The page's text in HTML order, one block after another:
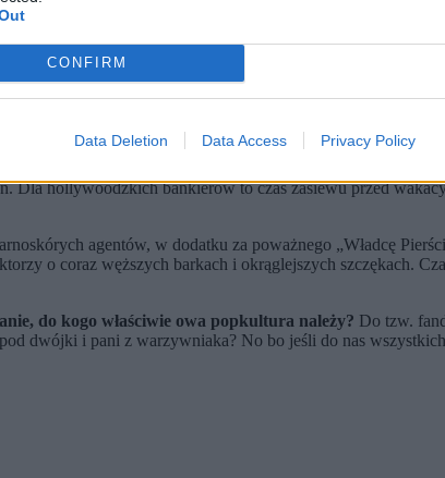
CONFIRM
Data Deletion Data Access Privacy Policy
Cornell / HBO)
wieku oraz twórczości Jane Austen. Jednak to właśnie
„Władcy Pierścieni” mają swoje racje. Z
- nie każda zmiana koloru skóry, orientacji
oraz od jakości produkcji.
Dla hollywoodzkich bankierów to czas zasiewu przed
agentów, w dodatku za poważnego „Władcę
o coraz węższych barkach i okrąglejszych szczękach.
do kogo właściwie owa popkultura należy? Do tzw.
dwójki i pani z warzywniaka? No bo jeśli do nas